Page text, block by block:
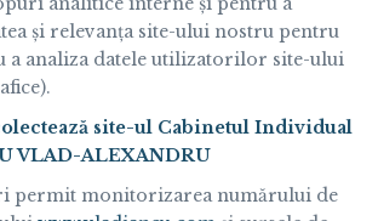
și relevanța site-ului nostru pentru
a analiza datele utilizatorilor site-ului
site-ul Cabinetul Individual
VLAD-ALEXANDRU
permit monitorizarea numărului de